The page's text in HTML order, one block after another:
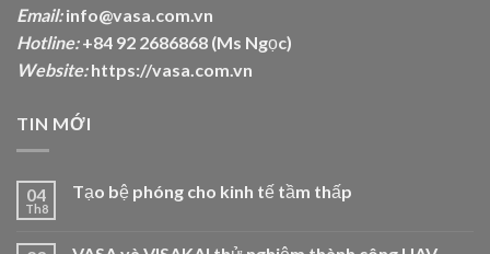
Email:info@vasa.com.vn
Hotline:+84 92 2686868 (Ms Ngọc)
Website: https://vasa.com.vn
TIN MỚI
04
Th8
Tạo bệ phóng cho kinh tế tầm thấp